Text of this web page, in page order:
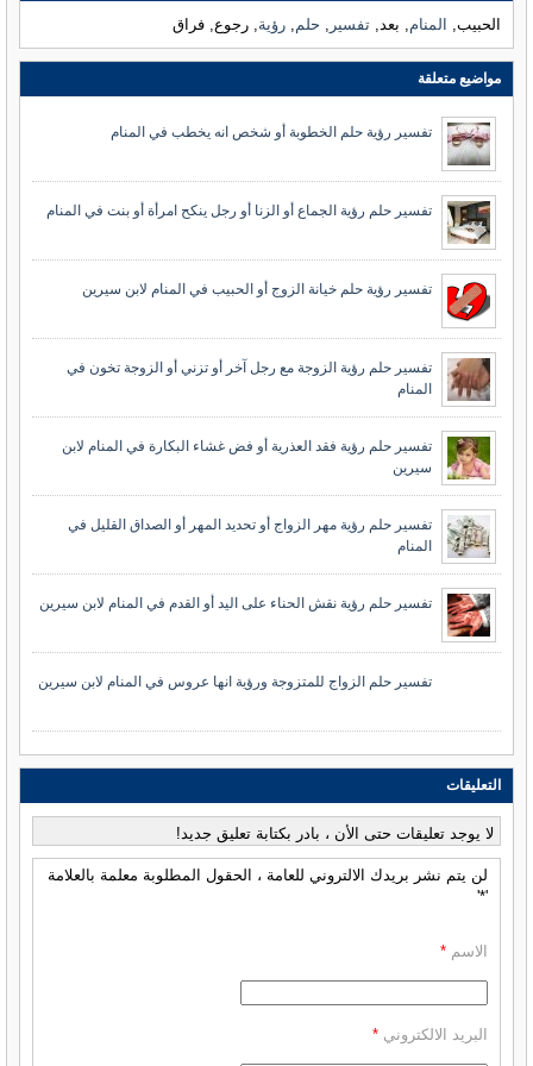
الحبيب, المنام, بعد,تفسير , حلم,رؤية, رجوع, فراق
مواضيع متعلقة
تفسير رؤية حلم الخطوبة أو شخص انه يخطب في المنام
تفسير حلم رؤية الجماع أو الزنا أو رجل ينكح امرأة أو بنت في المنام
تفسير رؤية حلم خيانة الزوج أو الحبيب في المنام لابن سيرين
تفسير حلم رؤية الزوجة مع رجل آخر أو تزني أو الزوجة تخون في
المنام
تفسير حلم رؤية فقد العذرية أو فض غشاء البكارة في المنام لابن
سيرين
تفسير حلم رؤية مهر الزواج أو تحديد المهر أو الصداق القليل في
المنام
تفسير حلم رؤية نقش الحناء على اليد أو القدم في المنام لابن سيرين
تفسير حلم الزواج للمتزوجة ورؤية انها عروس في المنام لابن سيرين
التعليقات
لا يوجد تعليقات حتى الأن ، بادر بكتابة تعليق جديد!
لن يتم نشر بريدك الالتروني للعامة ، الحقول المطلوبة معلمة بالعلامة
'*'
الاسم *
البريد الالكتروني *